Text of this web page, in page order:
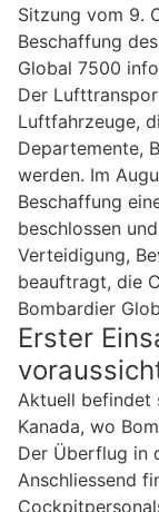
Sitzung vom 9.
Beschaffung
Global 7500
Der
Luftfahrzeuge,
Departemente,
werden. Im
Beschaffung
beschlossen
Verteidigung,
beauftragt, die
Bombardier
Erster
Aktuell befindet
Kanada, wo
Der Überflug in
Anschliessend